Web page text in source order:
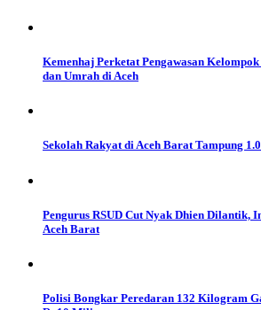
Kemenhaj Perketat Pengawasan
dan Umrah di Aceh
Sekolah Rakyat di Aceh Barat Tampung
Pengurus RSUD Cut Nyak Dhien Dilantik,
Aceh Barat
Polisi Bongkar Peredaran 132 Kilogram